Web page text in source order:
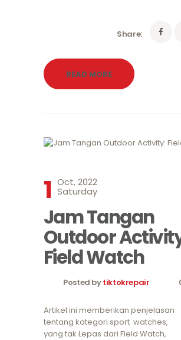
Share:
READ MORE
1 Oct, 2022
Saturday
Jam Tangan
Outdoor
Field Watch
Posted bytiktokrepair
Artikel ini memberikan penjelasan
tentang kategori sport watches,
yang tak Lepas dari Field Watch,